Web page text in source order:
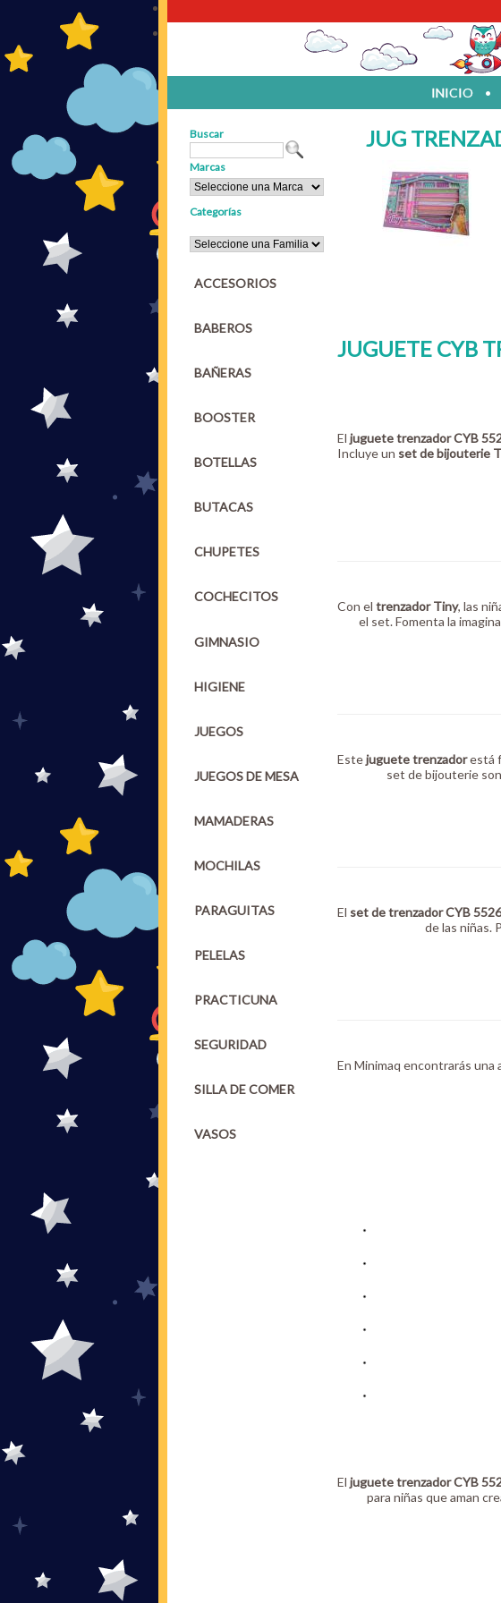
INICIO •
Buscar
Marcas
Categorías
ACCESORIOS
BABEROS
BAÑERAS
BOOSTER
BOTELLAS
BUTACAS
CHUPETES
COCHECITOS
GIMNASIO
HIGIENE
JUEGOS
JUEGOS DE MESA
MAMADERAS
MOCHILAS
PARAGUITAS
PELELAS
PRACTICUNA
SEGURIDAD
SILLA DE COMER
VASOS
JUG
JUGUETE CYB
El juguete trenzador CYB
Incluye un set de bijouterie
Con el trenzador Tiny, las
el set. Fomenta la
Estejuguete trenzadorestá
set de bijouterie
El set de trenzador CYB
de las niñas.
En Minimaq encontrarás una
El juguete trenzador CYB
para niñas que aman